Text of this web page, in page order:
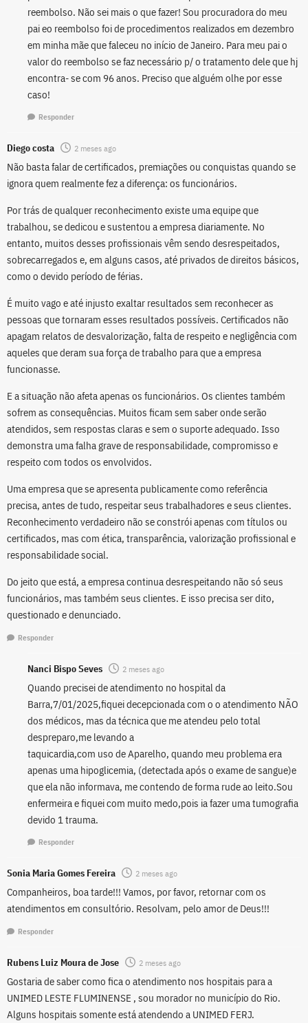
reembolso. Não sei mais o que fazer! Sou procuradora do meu
pai eo reembolso foi de procedimentos realizados em dezembro
em minha mãe que faleceu no início de Janeiro. Para meu pai o
valor do reembolso se faz necessário p/ o tratamento dele que hj
encontra- se com 96 anos. Preciso que alguém olhe por esse
caso!
Responder
Diego costa 2 meses ago
Não basta falar de certificados, premiações ou conquistas quando se
ignora quem realmente fez a diferença: os funcionários.
Por trás de qualquer reconhecimento existe uma equipe que
trabalhou, se dedicou e sustentou a empresa diariamente. No
entanto, muitos desses profissionais vêm sendo desrespeitados,
sobrecarregados e, em alguns casos, até privados de direitos básicos,
como o devido período de férias.
É muito vago e até injusto exaltar resultados sem reconhecer as
pessoas que tornaram esses resultados possíveis. Certificados não
apagam relatos de desvalorização, falta de respeito e negligência com
aqueles que deram sua força de trabalho para que a empresa
funcionasse.
E a situação não afeta apenas os funcionários. Os clientes também
sofrem as consequências. Muitos ficam sem saber onde serão
atendidos, sem respostas claras e sem o suporte adequado. Isso
demonstra uma falha grave de responsabilidade, compromisso e
respeito com todos os envolvidos.
Uma empresa que se apresenta publicamente como referência
precisa, antes de tudo, respeitar seus trabalhadores e seus clientes.
Reconhecimento verdadeiro não se constrói apenas com títulos ou
certificados, mas com ética, transparência, valorização profissional e
responsabilidade social.
Do jeito que está, a empresa continua desrespeitando não só seus
funcionários, mas também seus clientes. E isso precisa ser dito,
questionado e denunciado.
Responder
Nanci Bispo Seves 2 meses ago
Quando precisei de atendimento no hospital da
Barra,7/01/2025,fiquei decepcionada com o o atendimento NÃO
dos médicos, mas da técnica que me atendeu pelo total
despreparo,me levando a
taquicardia,com uso de Aparelho, quando meu problema era
apenas uma hipoglicemia, (detectada após o exame de sangue)e
que ela não informava, me contendo de forma rude ao leito.Sou
enfermeira e fiquei com muito medo,pois ia fazer uma tumografia
devido 1 trauma.
Responder
Sonia Maria Gomes Fereira 2 meses ago
Companheiros, boa tarde!!! Vamos, por favor, retornar com os
atendimentos em consultório. Resolvam, pelo amor de Deus!!!
Responder
Rubens Luiz Moura de Jose 2 meses ago
Gostaria de saber como fica o atendimento nos hospitais para a
UNIMED LESTE FLUMINENSE , sou morador no município do Rio.
Alguns hospitais somente está atendendo a UNIMED FERJ.